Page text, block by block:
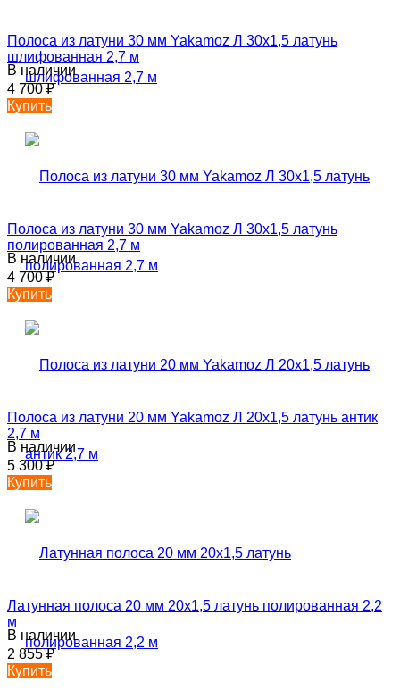
Полоса из латуни 30 мм Yakamoz Л 30х1,5 латунь
шлифованная 2,7 м
В наличии
4 700₽
Купить
Полоса из латуни 30 мм Yakamoz Л 30х1,5 латунь
полированная 2,7 м
В наличии
4 700₽
Купить
Полоса из латуни 20 мм Yakamoz Л 20х1,5 латунь антик
2,7 м
В наличии
5 300₽
Купить
Латунная полоса 20 мм 20х1,5 латунь полированная 2,2
м
В наличии
2 855₽
Купить